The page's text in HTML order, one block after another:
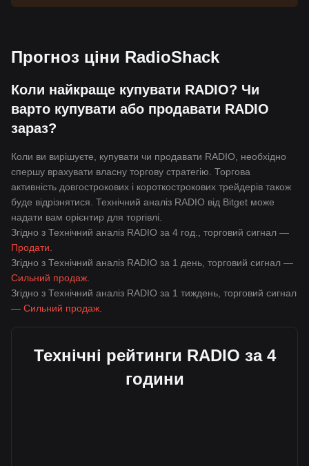
Прогноз ціни RadioShack
Коли найкраще купувати RADIO? Чи
варто купувати або продавати RADIO
зараз?
Коли ви вирішуєте, купувати чи продавати RADIO, необхідно
спершу врахувати власну торгову стратегію. Торгова
активність довгострокових і короткострокових трейдерів також
буде відрізнятися. Технічний аналіз RADIO від Bitget може
надати вам орієнтир для торгівлі.
Згідно з Технічний аналіз RADIO за 4 год., торговий сигнал —
Продати
Згідно з Технічний аналіз RADIO за 1 день, торговий сигнал —
Сильний продаж
Згідно з Технічний аналіз RADIO за 1 тиждень, торговий сигнал
— Сильний продаж
Технічні рейтинги RADIO за 4
години